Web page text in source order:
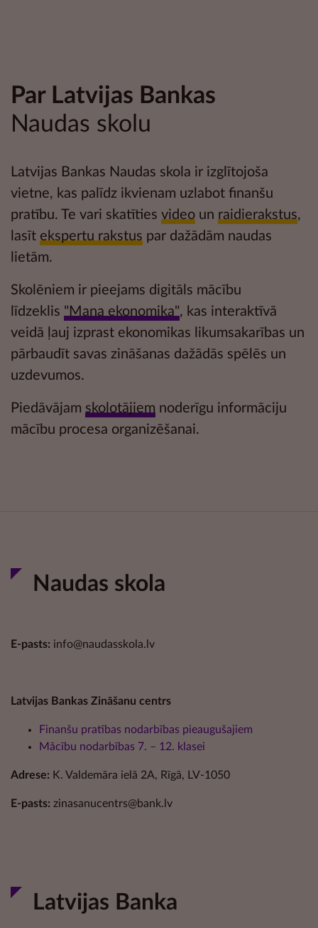
Par Latvijas Bankas
Naudas skolu
Latvijas Bankas Naudas skola ir izglītojoša
vietne, kas palīdz ikvienam uzlabot finanšu
pratību. Te vari skatīties video un raidierakstus,
lasīt ekspertu rakstus par dažādām naudas
lietām.
Skolēniem ir pieejams digitāls mācību
līdzeklis "Mana ekonomika", kas interaktīvā
veidā ļauj izprast ekonomikas likumsakarības un
pārbaudīt savas zināšanas dažādās spēlēs un
uzdevumos.
Piedāvājam skolotājiem noderīgu informāciju
mācību procesa organizēšanai.
Naudas skola
E-pasts: info@naudasskola.lv
Latvijas Bankas Zināšanu centrs
Finanšu pratības nodarbības pieaugušajiem
Mācību nodarbības 7. – 12. klasei
Adrese: K. Valdemāra ielā 2A, Rīgā, LV-1050
E-pasts: zinasanucentrs@bank.lv
Latvijas Banka